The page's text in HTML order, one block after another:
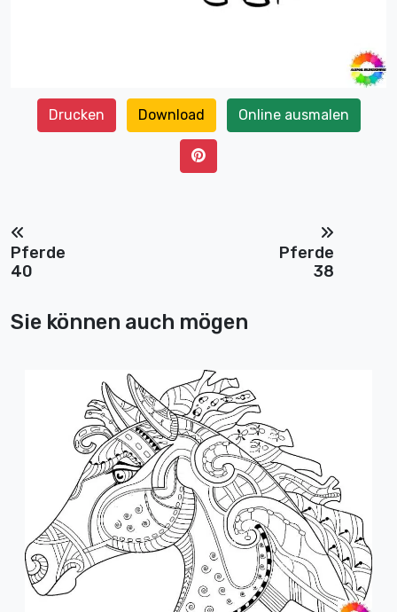
Drucken Download Online ausmalen
Pferde
40
Pferde
38
Sie können auch mögen